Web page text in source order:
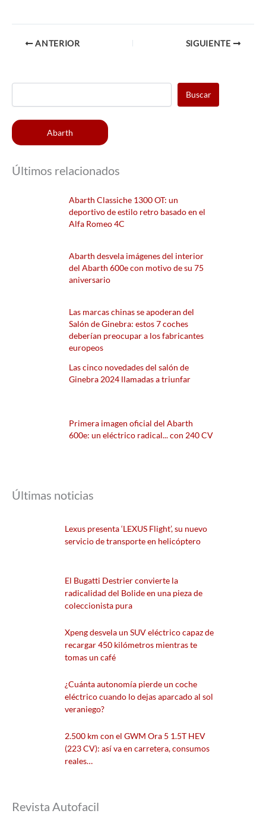
ANTERIOR SIGUIENTE
Buscar
Abarth
Últimos relacionados
Abarth Classiche 1300 OT: un
deportivo de estilo retro basado en el
Alfa Romeo 4C
Abarth desvela imágenes del interior
del Abarth 600e con motivo de su 75
aniversario
Las marcas chinas se apoderan del
Salón de Ginebra: estos 7 coches
deberían preocupar a los fabricantes
europeos
Las cinco novedades del salón de
Ginebra 2024 llamadas a triunfar
Primera imagen oficial del Abarth
600e: un eléctrico radical... con 240 CV
Últimas noticias
Lexus presenta ‘LEXUS Flight’, su nuevo
servicio de transporte en helicóptero
El Bugatti Destrier convierte la
radicalidad del Bolide en una pieza de
coleccionista pura
Xpeng desvela un SUV eléctrico capaz de
recargar 450 kilómetros mientras te
tomas un café
¿Cuánta autonomía pierde un coche
eléctrico cuando lo dejas aparcado al sol
veraniego?
2.500 km con el GWM Ora 5 1.5T HEV
(223 CV): así va en carretera, consumos
reales…
Revista Autofacil